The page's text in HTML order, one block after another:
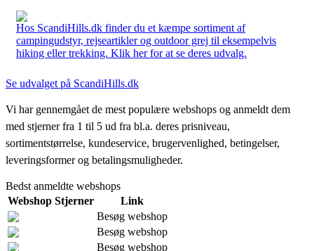
Hos ScandiHills.dk finder du et kæmpe sortiment af
campingudstyr, rejseartikler og outdoor grej til eksempelvis
hiking eller trekking. Klik her for at se deres udvalg.
Se udvalget på ScandiHills.dk
Vi har gennemgået de mest populære webshops og anmeldt dem
med stjerner fra 1 til 5 ud fra bl.a. deres prisniveau,
sortimentstørrelse, kundeservice, brugervenlighed, betingelser,
leveringsformer og betalingsmuligheder.
Bedst anmeldte webshops
Webshop Stjerner
Link
Besøg webshop
Besøg webshop
Besøg webshop